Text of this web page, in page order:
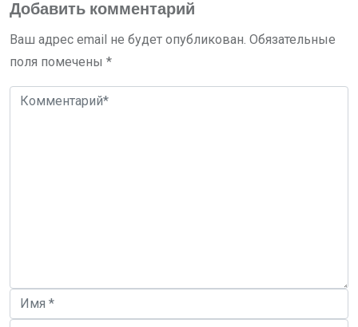
Добавить комментарий
Ваш адрес email не будет опубликован. Обязательные
поля помечены *